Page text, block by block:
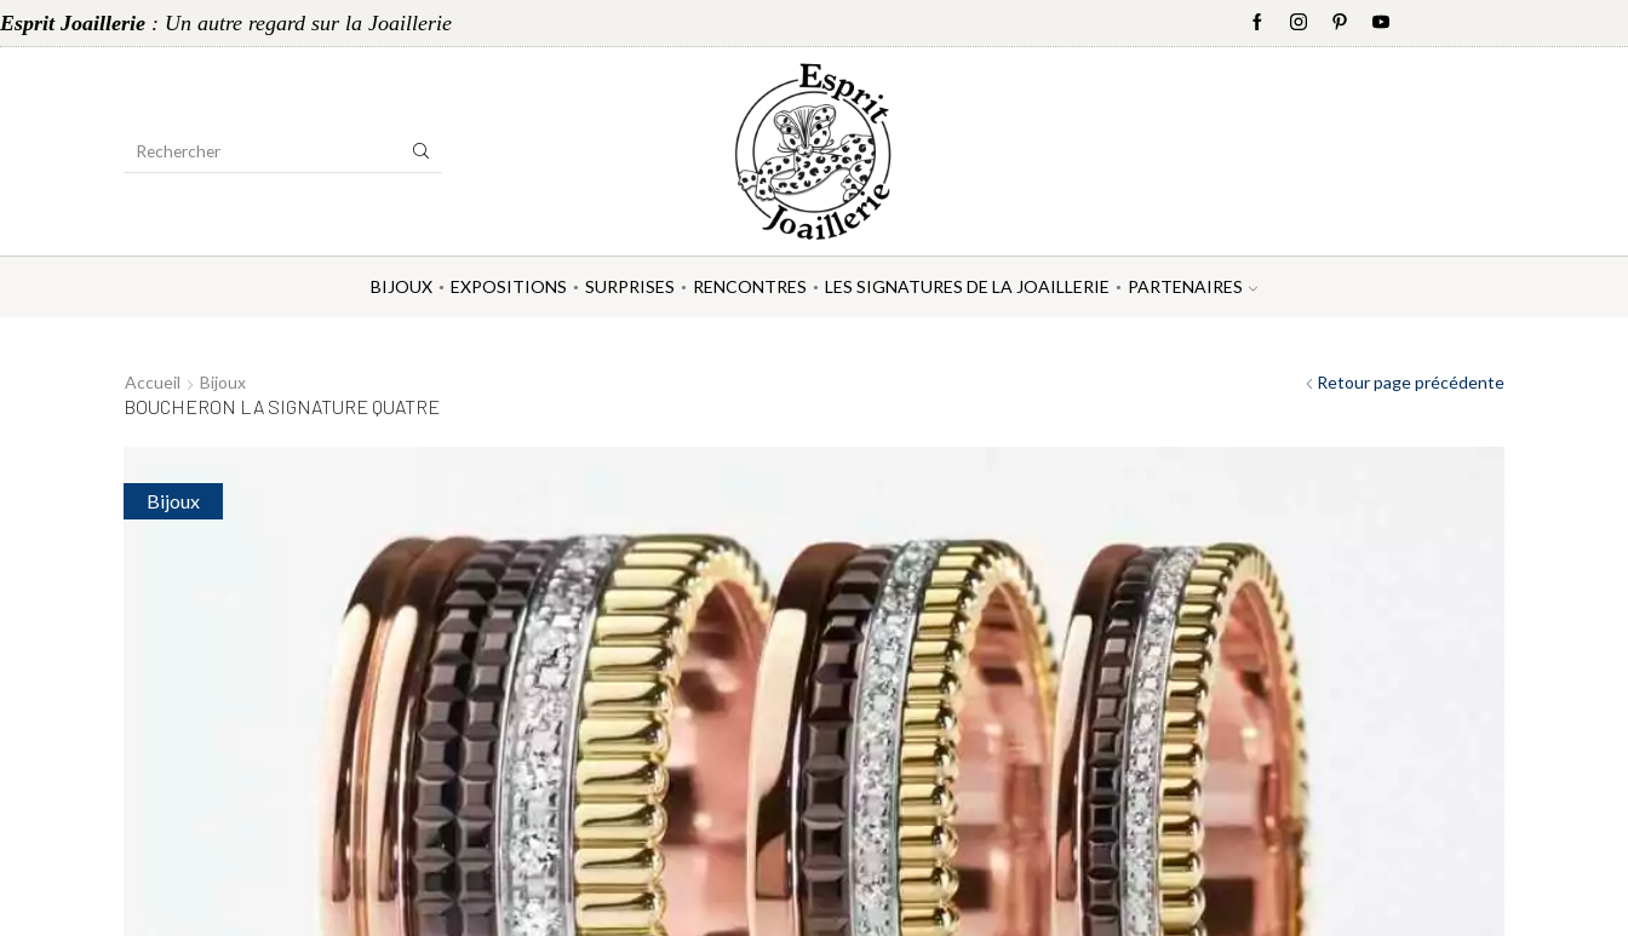
Esprit Joaillerie : Un autre regard sur la Joaillerie
BIJOUX EXPOSITIONS SURPRISES RENCONTRES LES SIGNATURES DE LA JOAILLERIE PARTENAIRES
Retour page précédente
Accueil Bijoux
BOUCHERON LA SIGNATURE QUATRE
Bijoux